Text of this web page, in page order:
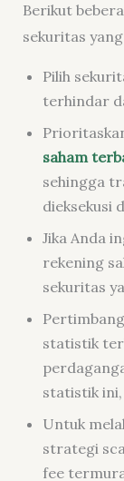
Berikut
sekuritas
Pilih
terhindar
saham
sehingga
dieksekusi
Jika Anda
rekening
sekuritas
statistik
statistik ini,
Untuk
strategi
fee